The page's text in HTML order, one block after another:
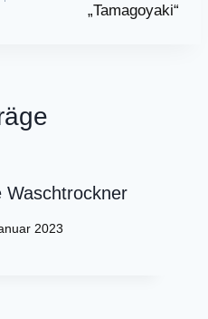
„Tamagoyaki“
Waschtrockner
2023